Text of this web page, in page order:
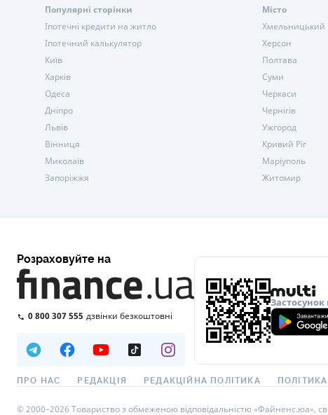
Популярні сторінки
Іпотечні кредити на житло
Іпотечний калькулятор
Київ
Харків
Одеса
Дніпро
Львів
Вінниця
Миколаїв
Запоріжжя
Місто
Хмельницький
Херсон
Полтава
Суми
Черкаси
Чернігів
Ужгород
Кривий Ріг
Маріуполь
Житомир
Розраховуйте на
0 800 307 555 дзвінки безкоштовні
Застосунок
ПРО НАС РЕДАКЦІЯ РЕДАКЦІЙНА ПОЛІТИКА ПОЛІТИКА
© 2000–2026 Товариство з обмеженою відповідальністю «Файненс.юа»,